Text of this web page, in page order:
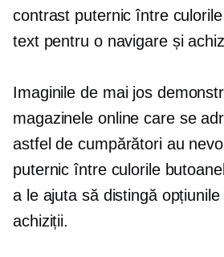
contrast puternic între
text pentru o navigare și
Imaginile de mai jos
magazinele online care se
astfel de cumpărători au
puternic între culorile
a le ajuta să distingă
achiziții.